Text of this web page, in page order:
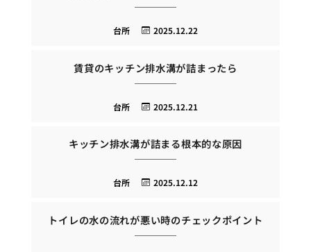
2025.12.22
台所
賃貸のキッチン排水溝が詰まったら
2025.12.21
台所
キッチン排水溝が詰まる根本的な原因
2025.12.12
台所
トイレの水の流れが悪い時のチェックポイント